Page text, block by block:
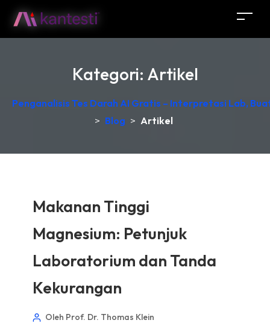
Kategori: Artikel
Penganalisis Tes Darah AI Gratis – Interpretasi Lab,
> Blog > Artikel
Makanan Tinggi
Magnesium: Petunjuk
Laboratorium dan Tanda
Kekurangan
Oleh Prof. Dr. Thomas Klein